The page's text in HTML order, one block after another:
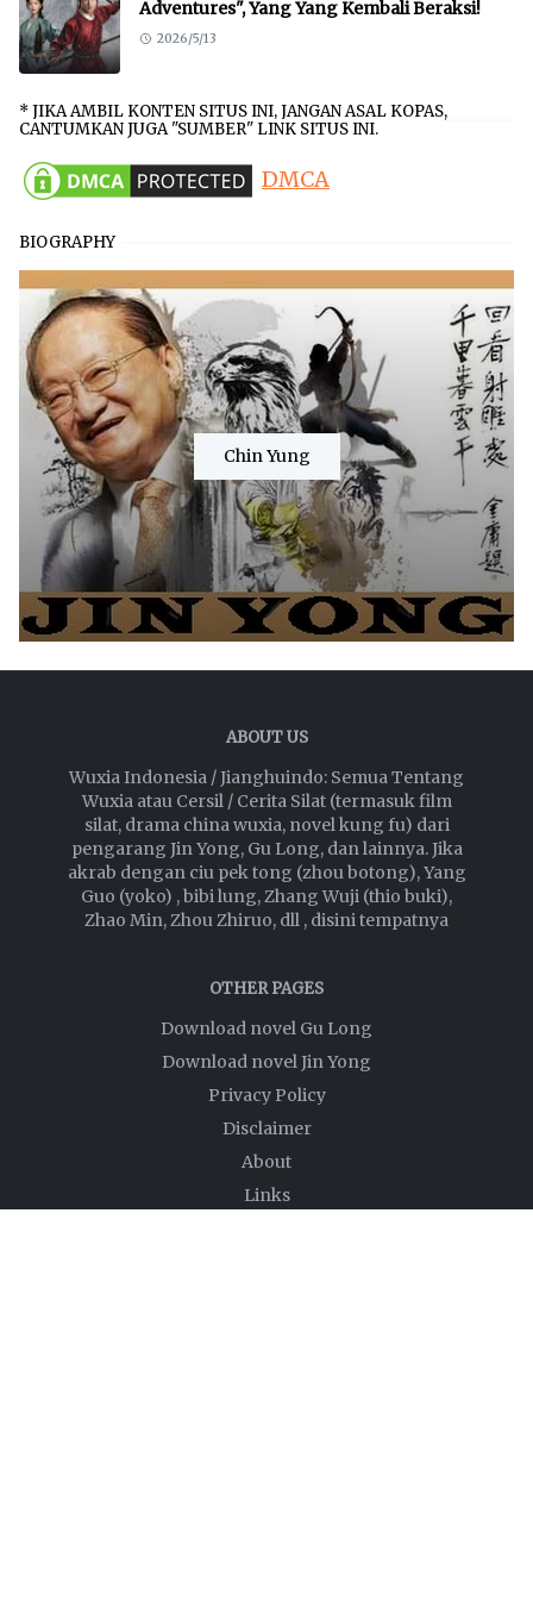
Adventures", Yang Yang Kembali Beraksi!
2026/5/13
* JIKA AMBIL KONTEN SITUS INI, JANGAN ASAL KOPAS,
CANTUMKAN JUGA "SUMBER" LINK SITUS INI.
DMCA
BIOGRAPHY
Chin Yung
ABOUT US
Wuxia Indonesia / Jianghuindo: Semua Tentang
Wuxia atau Cersil / Cerita Silat (termasuk film
silat, drama china wuxia, novel kung fu) dari
pengarang Jin Yong, Gu Long, dan lainnya. Jika
akrab dengan ciu pek tong (zhou botong), Yang
Guo (yoko) , bibi lung, Zhang Wuji (thio buki),
Zhao Min, Zhou Zhiruo, dll , disini tempatnya
OTHER PAGES
Download novel Gu Long
Download novel Jin Yong
Privacy Policy
Disclaimer
About
Links